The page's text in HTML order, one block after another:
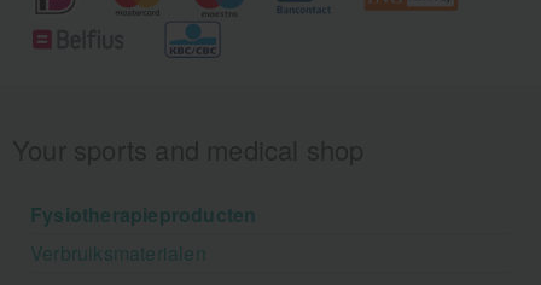
Fysiotherapieproducten
Verbruiksmaterialen